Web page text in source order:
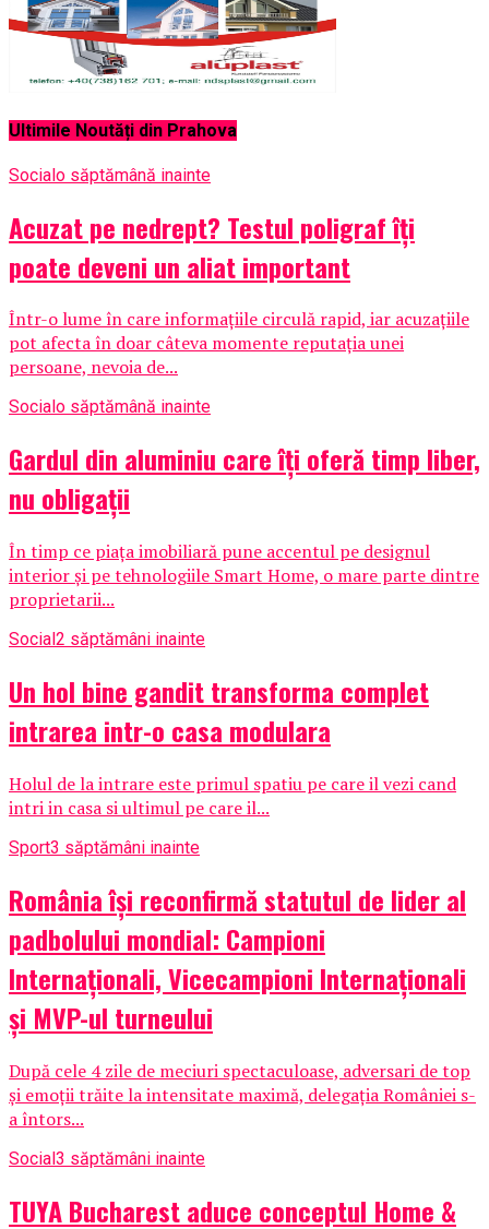
Ultimile Noutăți din Prahova
Socialo săptămână inainte
Acuzat pe nedrept? Testul poligraf îţi
poate deveni un aliat important
Într-o lume în care informațiile circulă rapid, iar acuzațiile
pot afecta în doar câteva momente reputația unei
persoane, nevoia de...
Social o săptămână inainte
Gardul din aluminiu care îți oferă timp liber,
nu obligații
În timp ce piața imobiliară pune accentul pe designul
interior și pe tehnologiile Smart Home, o mare parte dintre
proprietarii...
Social 2 săptămâni inainte
Un hol bine gandit transforma complet
intrarea intr-o casa modulara
Holul de la intrare este primul spatiu pe care il vezi cand
intri in casa si ultimul pe care il...
Sport3 săptămâni inainte
România își reconfirmă statutul de lider al
padbolului mondial: Campioni
Internaționali, Vicecampioni Internaționali
și MVP-ul turneului
După cele 4 zile de meciuri spectaculoase, adversari de top
și emoții trăite la intensitate maximă, delegația României s-
a întors...
Social3 săptămâni inainte
TUYA Bucharest aduce conceptul Home &